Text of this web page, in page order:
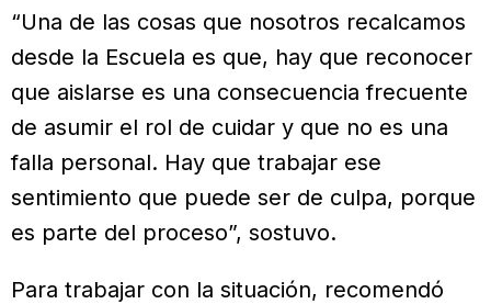
“Una de las cosas que nosotros recalcamos
desde la Escuela es que, hay que reconocer
que aislarse es una consecuencia frecuente
de asumir el rol de cuidar y que no es una
falla personal. Hay que trabajar ese
sentimiento que puede ser de culpa, porque
es parte del proceso”, sostuvo.
Para trabajar con la situación, recomendó